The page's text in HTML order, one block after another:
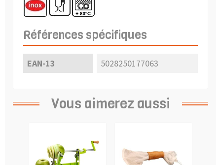
Références spécifiques
EAN-13 5028250177063
Vous aimerez aussi